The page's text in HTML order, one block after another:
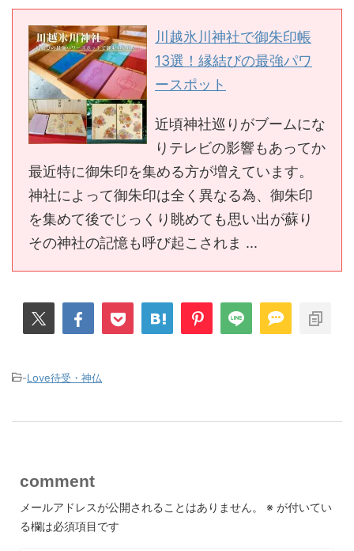
川越氷川神社で御朱印帳
13選！縁結びの最強パワ
ースポット
近頃神社巡りがブームにな
りテレビの影響もあってか
最近特に御朱印を集める方が増えています。
神社によって御朱印は全く異なる為、御朱印
を集めて後でじっくり眺めても思い出が蘇り
その神社の記憶も呼び起こされま ...
-Love待受・神仏
comment
メールアドレスが公開されることはありません。 ※ が付いてい
る欄は必須項目です